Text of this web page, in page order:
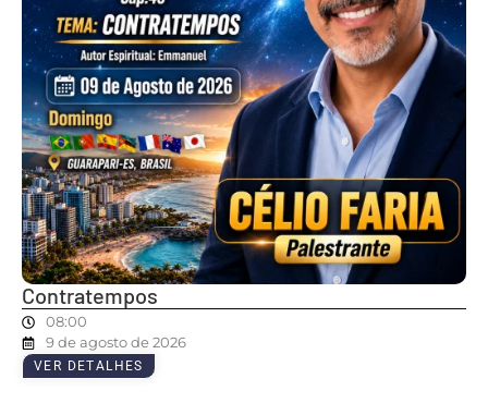
Contratempos
08:00
9 de agosto de 2026
VER DETALHES